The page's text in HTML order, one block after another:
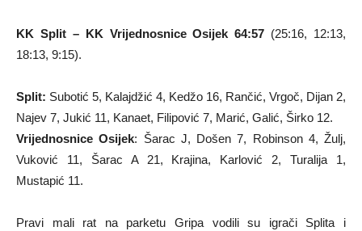
KK Split – KK Vrijednosnice Osijek 64:57 (25:16, 12:13,
18:13, 9:15).
Split: Subotić 5, Kalajdžić 4, Kedžo 16, Rančić, Vrgoč, Dijan 2,
Najev 7, Jukić 11, Kanaet, Filipović 7, Marić, Galić, Širko 12.
Vrijednosnice Osijek: Šarac J, Došen 7, Robinson 4, Žulj,
Vuković 11, Šarac A 21, Krajina, Karlović 2, Turalija 1,
Mustapić 11.
Pravi mali rat na parketu Gripa vodili su igrači Splita i